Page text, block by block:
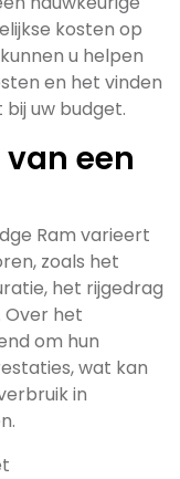
kosten op
u helpen
en het vinden
uw budget.
een
Ram varieert
zoals het
het rijgedrag
Over het
om hun
wat kan
in